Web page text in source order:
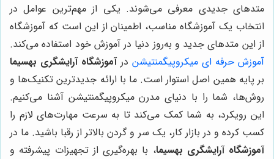
متدهای جدیدی معرفی می‌شوند. یکی از مهم‌ترین عوامل در
انتخاب یک آموزشگاه مناسب، اطمینان از این است که آموزشگاه
از این متدهای جدید و به‌روز دنیا در آموزش خود استفاده می‌کند.
آموزش حرفه ای میکروپیگمنتیشن درآموزشگاه آرایشگری بهسیما
بر پایه همین اصل استوار است. ما با ارائه جدیدترین تکنیک‌ها و
روش‌ها، شما را با دنیای مدرن میکروپیگمنتیشن آشنا می‌کنیم.
این رویکرد، به شما کمک می‌کند تا به سرعت مهارت‌های لازم را
کسب کرده و در بازار کار، یک سر و گردن بالاتر از رقبا باشید. ما در
آموزشگاه آرایشگری بهسیما، با بهره‌گیری از تجهیزات پیشرفته و